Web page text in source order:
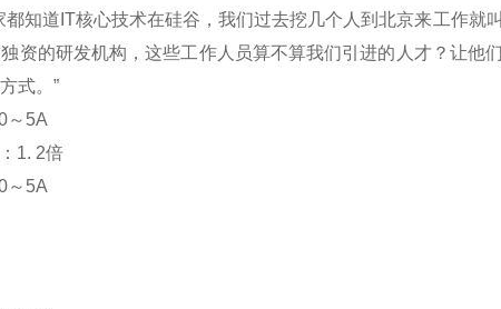
都知道IT核心技术在硅谷，我们过去挖几个人到北京来工作就
资的研发机构，这些工作人员算不算我们引进的人才？让他
式。”
～5A
1. 2倍
～5A